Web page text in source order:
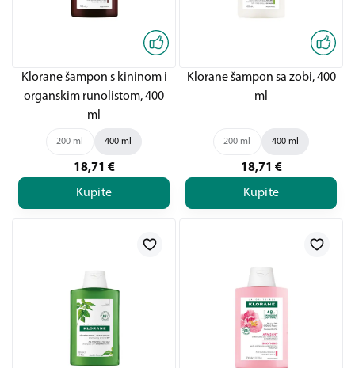
Klorane šampon s kininom i
organskim runolistom, 400
ml
200 ml 400 ml
18,71 €
Kupite
Klorane šampon sa zobi, 400
ml
200 ml 400 ml
18,71 €
Kupite